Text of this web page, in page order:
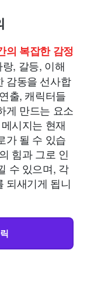
의 복잡한 감정
, 갈등, 이해
감동을 선사합
출, 캐릭터들
게 만드는 요소
시지는 현재
가 될 수 있습
힘과 그로 인
수 있으며, 각
되새기게 됩니